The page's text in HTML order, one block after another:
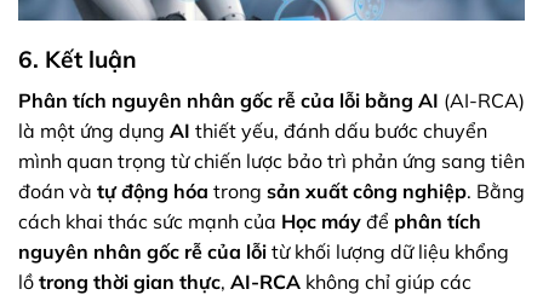
6. Kết luận
Phân tích nguyên nhân gốc rễ của lỗi bằng AI (AI-RCA)
là một ứng dụng AI thiết yếu, đánh dấu bước chuyển
mình quan trọng từ chiến lược bảo trì phản ứng sang tiên
đoán và tự động hóa trong sản xuất công nghiệp. Bằng
cách khai thác sức mạnh của Học máy để phân tích
nguyên nhân gốc rễ của lỗi từ khối lượng dữ liệu khổng
lồ trong thời gian thực, AI-RCA không chỉ giúp các